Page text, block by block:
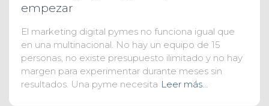
empezar
El marketing digital pymes no funciona igual que
en una multinacional. No hay un equipo de 15
personas, no existe presupuesto ilimitado y no hay
margen para experimentar durante meses sin
resultados. Una pyme necesita Leer más…